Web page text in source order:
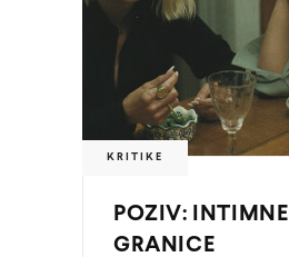
KRITIKE
POZIV: INTIMNE
GRANICE